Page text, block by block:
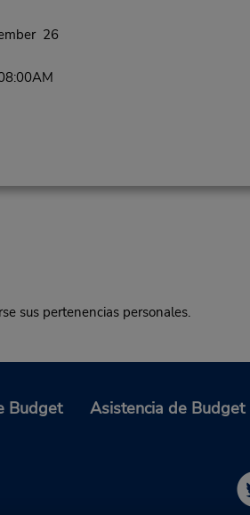
26
sus pertenencias personales.
Budget Asistencia de Budget